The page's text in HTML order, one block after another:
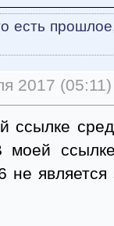
есть
2017 (05:11)
ссылке
не